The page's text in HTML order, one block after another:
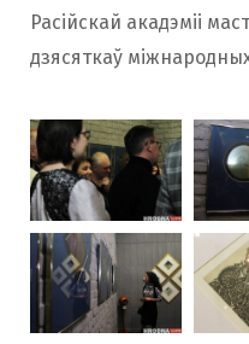
Расійскай акадэміі
дзясяткаў